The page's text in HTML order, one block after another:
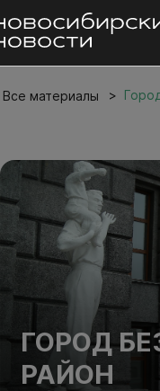
Все материалы
ГОРОД
РАЙОН